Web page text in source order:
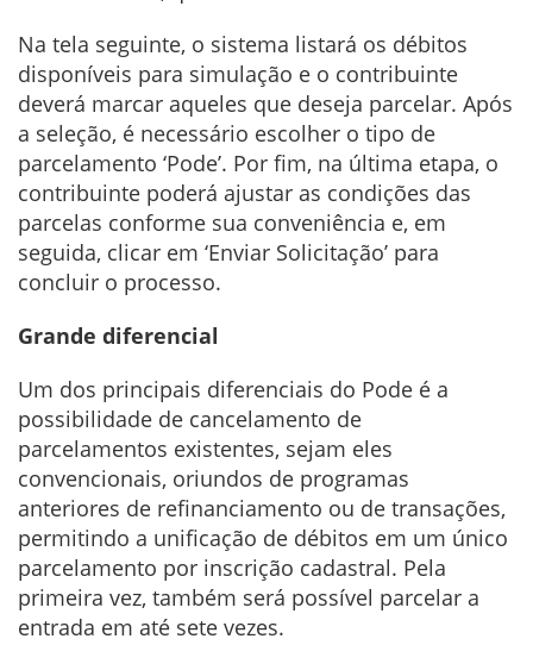
Na tela seguinte, o sistema listará os débitos
disponíveis para simulação e o contribuinte
deverá marcar aqueles que deseja parcelar. Após
a seleção, é necessário escolher o tipo de
parcelamento ‘Pode’. Por fim, na última etapa, o
contribuinte poderá ajustar as condições das
parcelas conforme sua conveniência e, em
seguida, clicar em ‘Enviar Solicitação’ para
concluir o processo.
Grande diferencial
Um dos principais diferenciais do Pode é a
possibilidade de cancelamento de
parcelamentos existentes, sejam eles
convencionais, oriundos de programas
anteriores de refinanciamento ou de transações,
permitindo a unificação de débitos em um único
parcelamento por inscrição cadastral. Pela
primeira vez, também será possível parcelar a
entrada em até sete vezes.